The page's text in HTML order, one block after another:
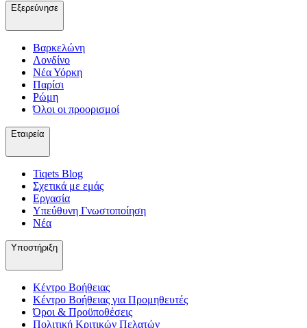
Εξερεύνησε
Βαρκελώνη
Λονδίνο
Νέα Υόρκη
Παρίσι
Ρώμη
Όλοι οι προορισμοί
Εταιρεία
Tiqets Βlog
Σχετικά με εμάς
Εργασία
Υπεύθυνη Γνωστοποίηση
Νέα
Υποστήριξη
Κέντρο Βοήθειας
Κέντρο Βοήθειας για Προμηθευτές
Όροι & Προϋποθέσεις
Πολιτική Κριτικών Πελατών